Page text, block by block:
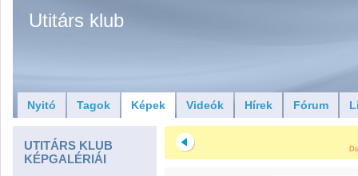
Utitárs klub
Nyitó Tagok Képek Videók Hírek Fórum
UTITÁRS KLUB
KÉPGALÉRIÁI